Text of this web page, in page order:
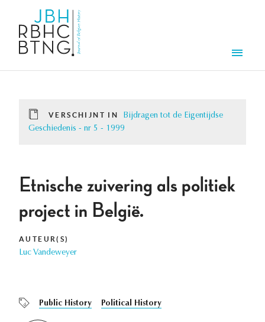
VERSCHIJNT IN
Bijdragen tot de Eigentijdse
Geschiedenis - nr 5 - 1999
Etnische zuivering als politiek
project in België.
AUTEUR(S)
Luc Vandeweyer
Public History Political History